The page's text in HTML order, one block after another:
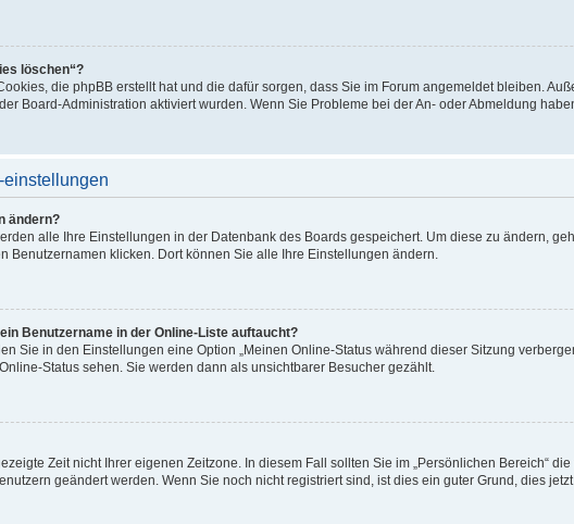
löschen“?
die phpBB erstellt hat und die dafür sorgen, dass Sie im Forum angemeldet bleiben.
der Board-Administration aktiviert wurden. Wenn Sie Probleme bei der An- oder Abmeldung
einstellungen
ändern?
alle Ihre Einstellungen in der Datenbank des Boards gespeichert. Um diese zu ändern,
Benutzernamen klicken. Dort können Sie alle Ihre Einstellungen ändern.
Benutzername in der Online-Liste auftaucht?
Sie in den Einstellungen eine Option „Meinen Online-Status während dieser Sitzung
Status sehen. Sie werden dann als unsichtbarer Besucher gezählt.
Zeit nicht Ihrer eigenen Zeitzone. In diesem Fall sollten Sie im „Persönlichen Bereich“
geändert werden. Wenn Sie noch nicht registriert sind, ist dies ein guter Grund, dies jetzt